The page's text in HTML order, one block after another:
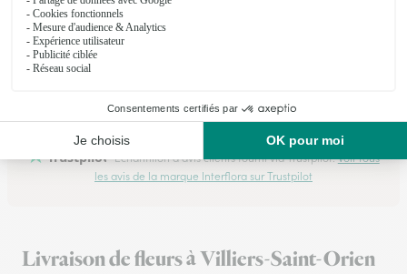
★ ★ ★ ★ ★
Du choix et un service efficace
Du choix et un service efficace, a priori.
Trustpilot Échantillon d'avis clients fourni via Trustpilot.Voir tous
les avis de la marque Interflora sur Trustpilot
Livraison de fleurs à Villiers-Saint-Orien